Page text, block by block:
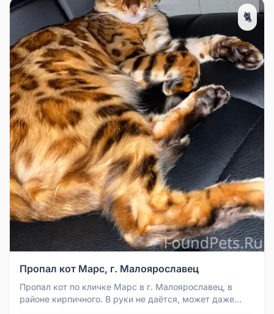
🐈
Пропал кот Марс, г. Малоярославец
Пропал кот по кличке Марс в г. Малоярославец, в
районе кирпичного. В руки не даётся, может даже